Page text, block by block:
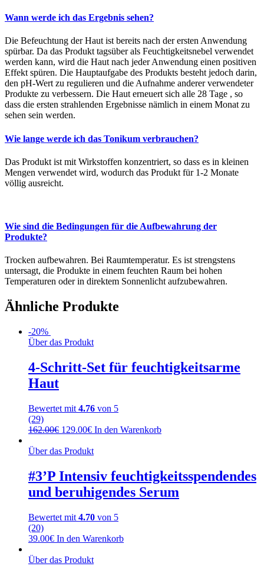
Wann werde ich das Ergebnis sehen?
Die Befeuchtung der Haut ist bereits nach der ersten Anwendung
spürbar. Da das Produkt tagsüber als Feuchtigkeitsnebel verwendet
werden kann, wird die Haut nach jeder Anwendung einen positiven
Effekt spüren. Die Hauptaufgabe des Produkts besteht jedoch darin,
den pH-Wert zu regulieren und die Aufnahme anderer verwendeter
Produkte zu verbessern. Die Haut erneuert sich alle 28 Tage , so
dass die ersten strahlenden Ergebnisse nämlich in einem Monat zu
sehen sein werden.
Wie lange werde ich das Tonikum verbrauchen?
Das Produkt ist mit Wirkstoffen konzentriert, so dass es in kleinen
Mengen verwendet wird, wodurch das Produkt für 1-2 Monate
völlig ausreicht.
Wie sind die Bedingungen für die Aufbewahrung der
Produkte?
Trocken aufbewahren. Bei Raumtemperatur. Es ist strengstens
untersagt, die Produkte in einem feuchten Raum bei hohen
Temperaturen oder in direktem Sonnenlicht aufzubewahren.
Ähnliche Produkte
-20%
Über das Produkt
4-Schritt-Set für feuchtigkeitsarme
Haut
Bewertet mit 4.76 von 5
(29)
162.00€ 129.00€ In den Warenkorb
Über das Produkt
#3’P Intensiv feuchtigkeitsspendendes
und beruhigendes Serum
Bewertet mit 4.70 von 5
(20)
39.00€ In den Warenkorb
Über das Produkt